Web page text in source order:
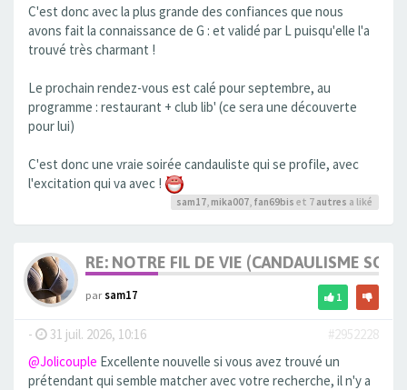
C'est donc avec la plus grande des confiances que nous
avons fait la connaissance de G : et validé par L puisqu'elle l'a
trouvé très charmant !
Le prochain rendez-vous est calé pour septembre, au
programme : restaurant + club lib' (ce sera une découverte
pour lui)
C'est donc une vraie soirée candauliste qui se profile, avec
l'excitation qui va avec !
sam17 mika007 fan69bis et 7 autres a liké
RE: NOTRE FIL DE VIE (CANDAULISME
parsam17 1
- 31 juil. 2026, 10:16
#2952228
@Jolicouple Excellente nouvelle si vous avez trouvé un
prétendant qui semble matcher avec votre recherche, il n'y a